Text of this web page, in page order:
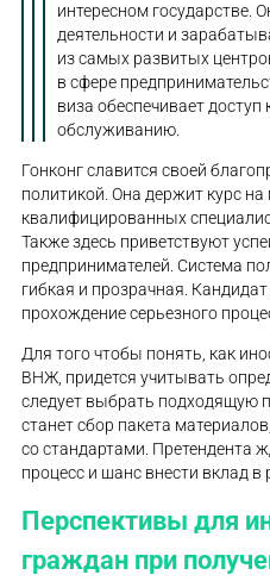
интересном государстве.
деятельности и
из самых развитых
в сфере
виза обеспечивает
обслуживанию.
Гонконг славится своей
политикой. Она держит курс на
квалифицированных
Также здесь приветствуют
предпринимателей. Система
гибкая и прозрачная.
прохождение серьезного
Для того чтобы понять, как
ВНЖ, придется учитывать
следует выбрать подходящую
станет сбор пакета
со стандартами. Претендента
процесс и шанс внести вклад в
Перспективы для
граждан при